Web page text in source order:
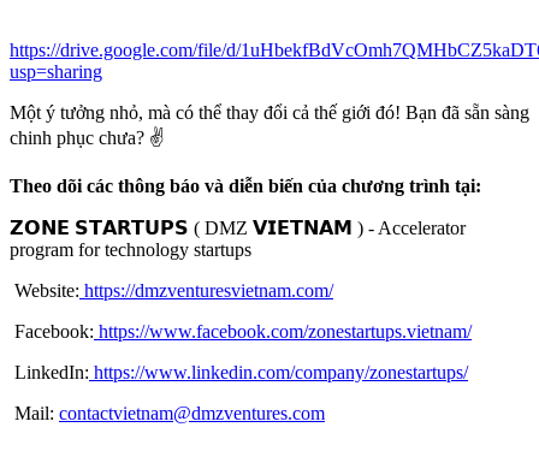
https://drive.google.com/file/d/
usp=sharing
​Một ý tưởng nhỏ, mà có thể thay đổi cả thế giới đó! Bạn đã sẵn sàng
chinh phục chưa? ✌️
​Theo dõi các thông báo và diễn biến của chương trình tại:
​𝗭𝗢𝗡𝗘 𝗦𝗧𝗔𝗥𝗧𝗨𝗣𝗦 ( DMZ 𝗩𝗜𝗘𝗧𝗡𝗔𝗠 ) - Accelerator
program for technology startups
​ Website: https://dmzventuresvietnam.com/
​ Facebook: https://www.facebook.com/zonestartups.vietnam/
​ LinkedIn: https://www.linkedin.com/company/zonestartups/
​ Mail: contactvietnam@dmzventures.com